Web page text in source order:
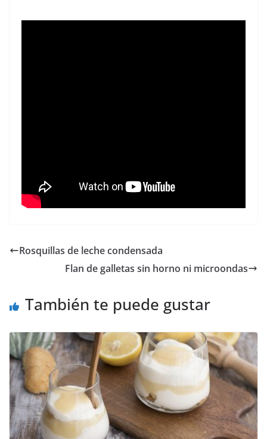
Rosquillas de leche condensada
Flan de galletas sin horno ni microondas
También te puede gustar